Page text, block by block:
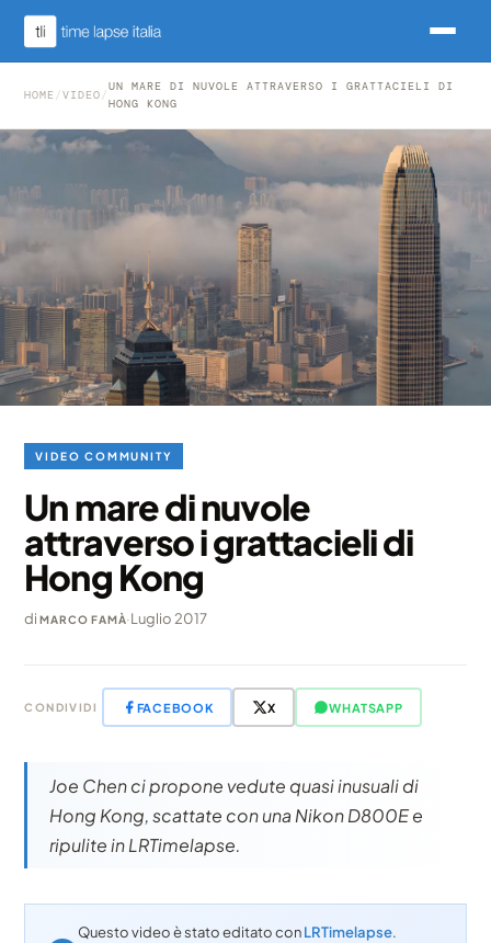
HOME /VIDEO /
UN MARE DI NUVOLE ATTRAVERSO I GRATTACIELI DI
HONG KONG
VIDEO COMMUNITY
Un mare di nuvole
attraverso i grattacieli di
Hong Kong
diMARCO FAMÀ·Luglio 2017
CONDIVIDI FACEBOOK X WHATSAPP
Joe Chen ci propone vedute quasi inusuali di
Hong Kong, scattate con una Nikon D800E e
ripulite in LRTimelapse.
Questo video è stato editato conLRTimelapse.